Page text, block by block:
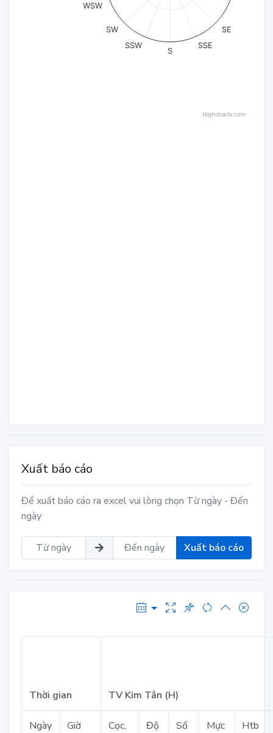
SE
SSE
S
SSW
SW
WSW
Highcharts.com
Xuất báo cáo
Để xuất báo cáo ra excel vui lòng chọn Từ ngày - Đến
ngày
Xuất báo cáo
Thời gian TV Kim Tân (H)
Ngày Giờ
Cọc,
Độ
Số
Mực
Htb